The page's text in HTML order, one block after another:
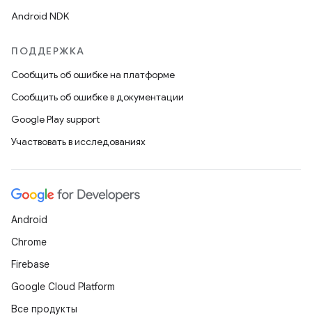
Android NDK
ПОДДЕРЖКА
Сообщить об ошибке на платформе
Сообщить об ошибке в документации
Google Play support
Участвовать в исследованиях
Android
Chrome
Firebase
Google Cloud Platform
Все продукты